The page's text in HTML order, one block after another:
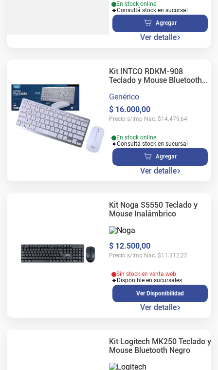
En stock online
Consultá stock en sucursal
Agregar
Ver detalle
Kit INTCO RDKM-908
Teclado y Mouse Bluetooth
Genérico
$ 16.000,00
Precio s/Imp Nac. $14.479,64
En stock online
Consultá stock en sucursal
Agregar
Ver detalle
Kit Noga S5550 Teclado y
Mouse Inalámbrico
$ 12.500,00
Precio s/Imp Nac. $11.312,22
Sin stock en venta web
Disponible en sucursales
Ver Disponibilidad
Ver detalle
Kit Logitech MK250 Teclado y
Mouse Bluetooth Negro